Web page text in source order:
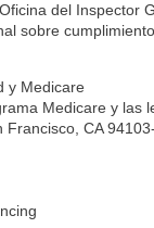
del Inspector
sobre
y Medicare
Medicare y las
CA